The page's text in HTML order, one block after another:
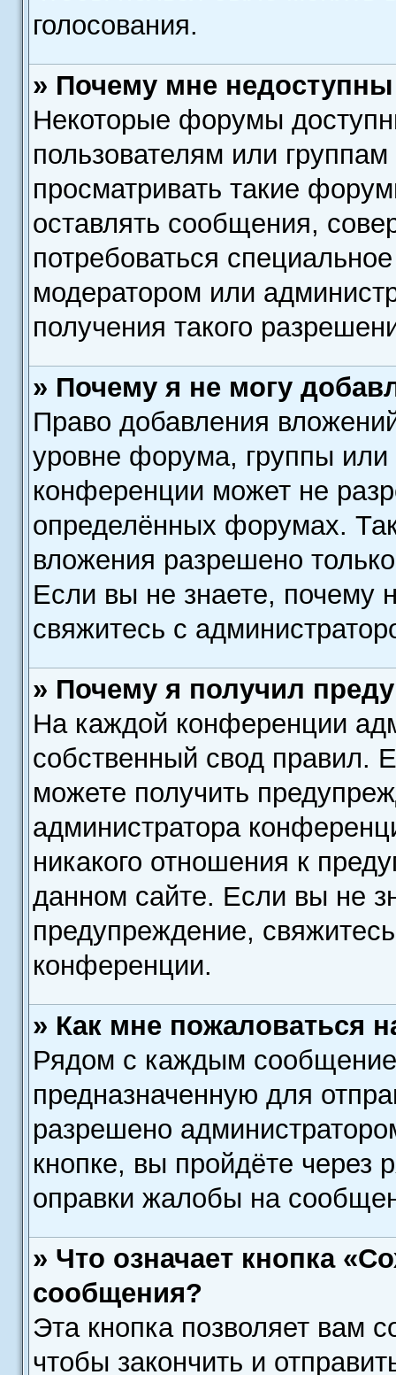
голосования.
» Почему мне
Некоторые форумы
пользователям или
просматривать такие
оставлять сообщения,
потребоваться
модератором или
получения такого
» Почему я не могу
Право добавления
уровне форума, группы или
конференции может не
определённых форумах.
вложения разрешено
Если вы не знаете, почему
свяжитесь с
» Почему я получил
На каждой конференции
собственный свод правил.
можете получить
администратора
никакого отношения к
данном сайте. Если вы не
предупреждение,
конференции.
» Как мне пожаловаться
Рядом с каждым
предназначенную для
разрешено
кнопке, вы пройдёте через
оправки жалобы на
» Что означает кнопка
сообщения?
Эта кнопка позволяет вам
чтобы закончить и